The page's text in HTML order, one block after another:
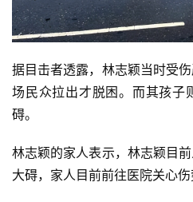
首
页
智
据目击者透露，林志颖当时受
场民众拉出才脱困。而其孩子
碍。
林志颖的家人表示，林志颖目
大碍，家人目前前往医院关心伤